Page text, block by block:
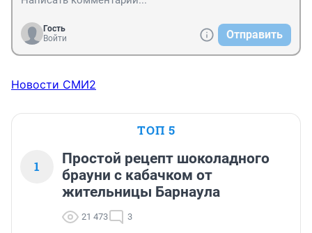
Гость
Войти
Отправить
Новости СМИ2
ТОП 5
1
Простой рецепт шоколадного
брауни с кабачком от
жительницы Барнаула
21 473 3